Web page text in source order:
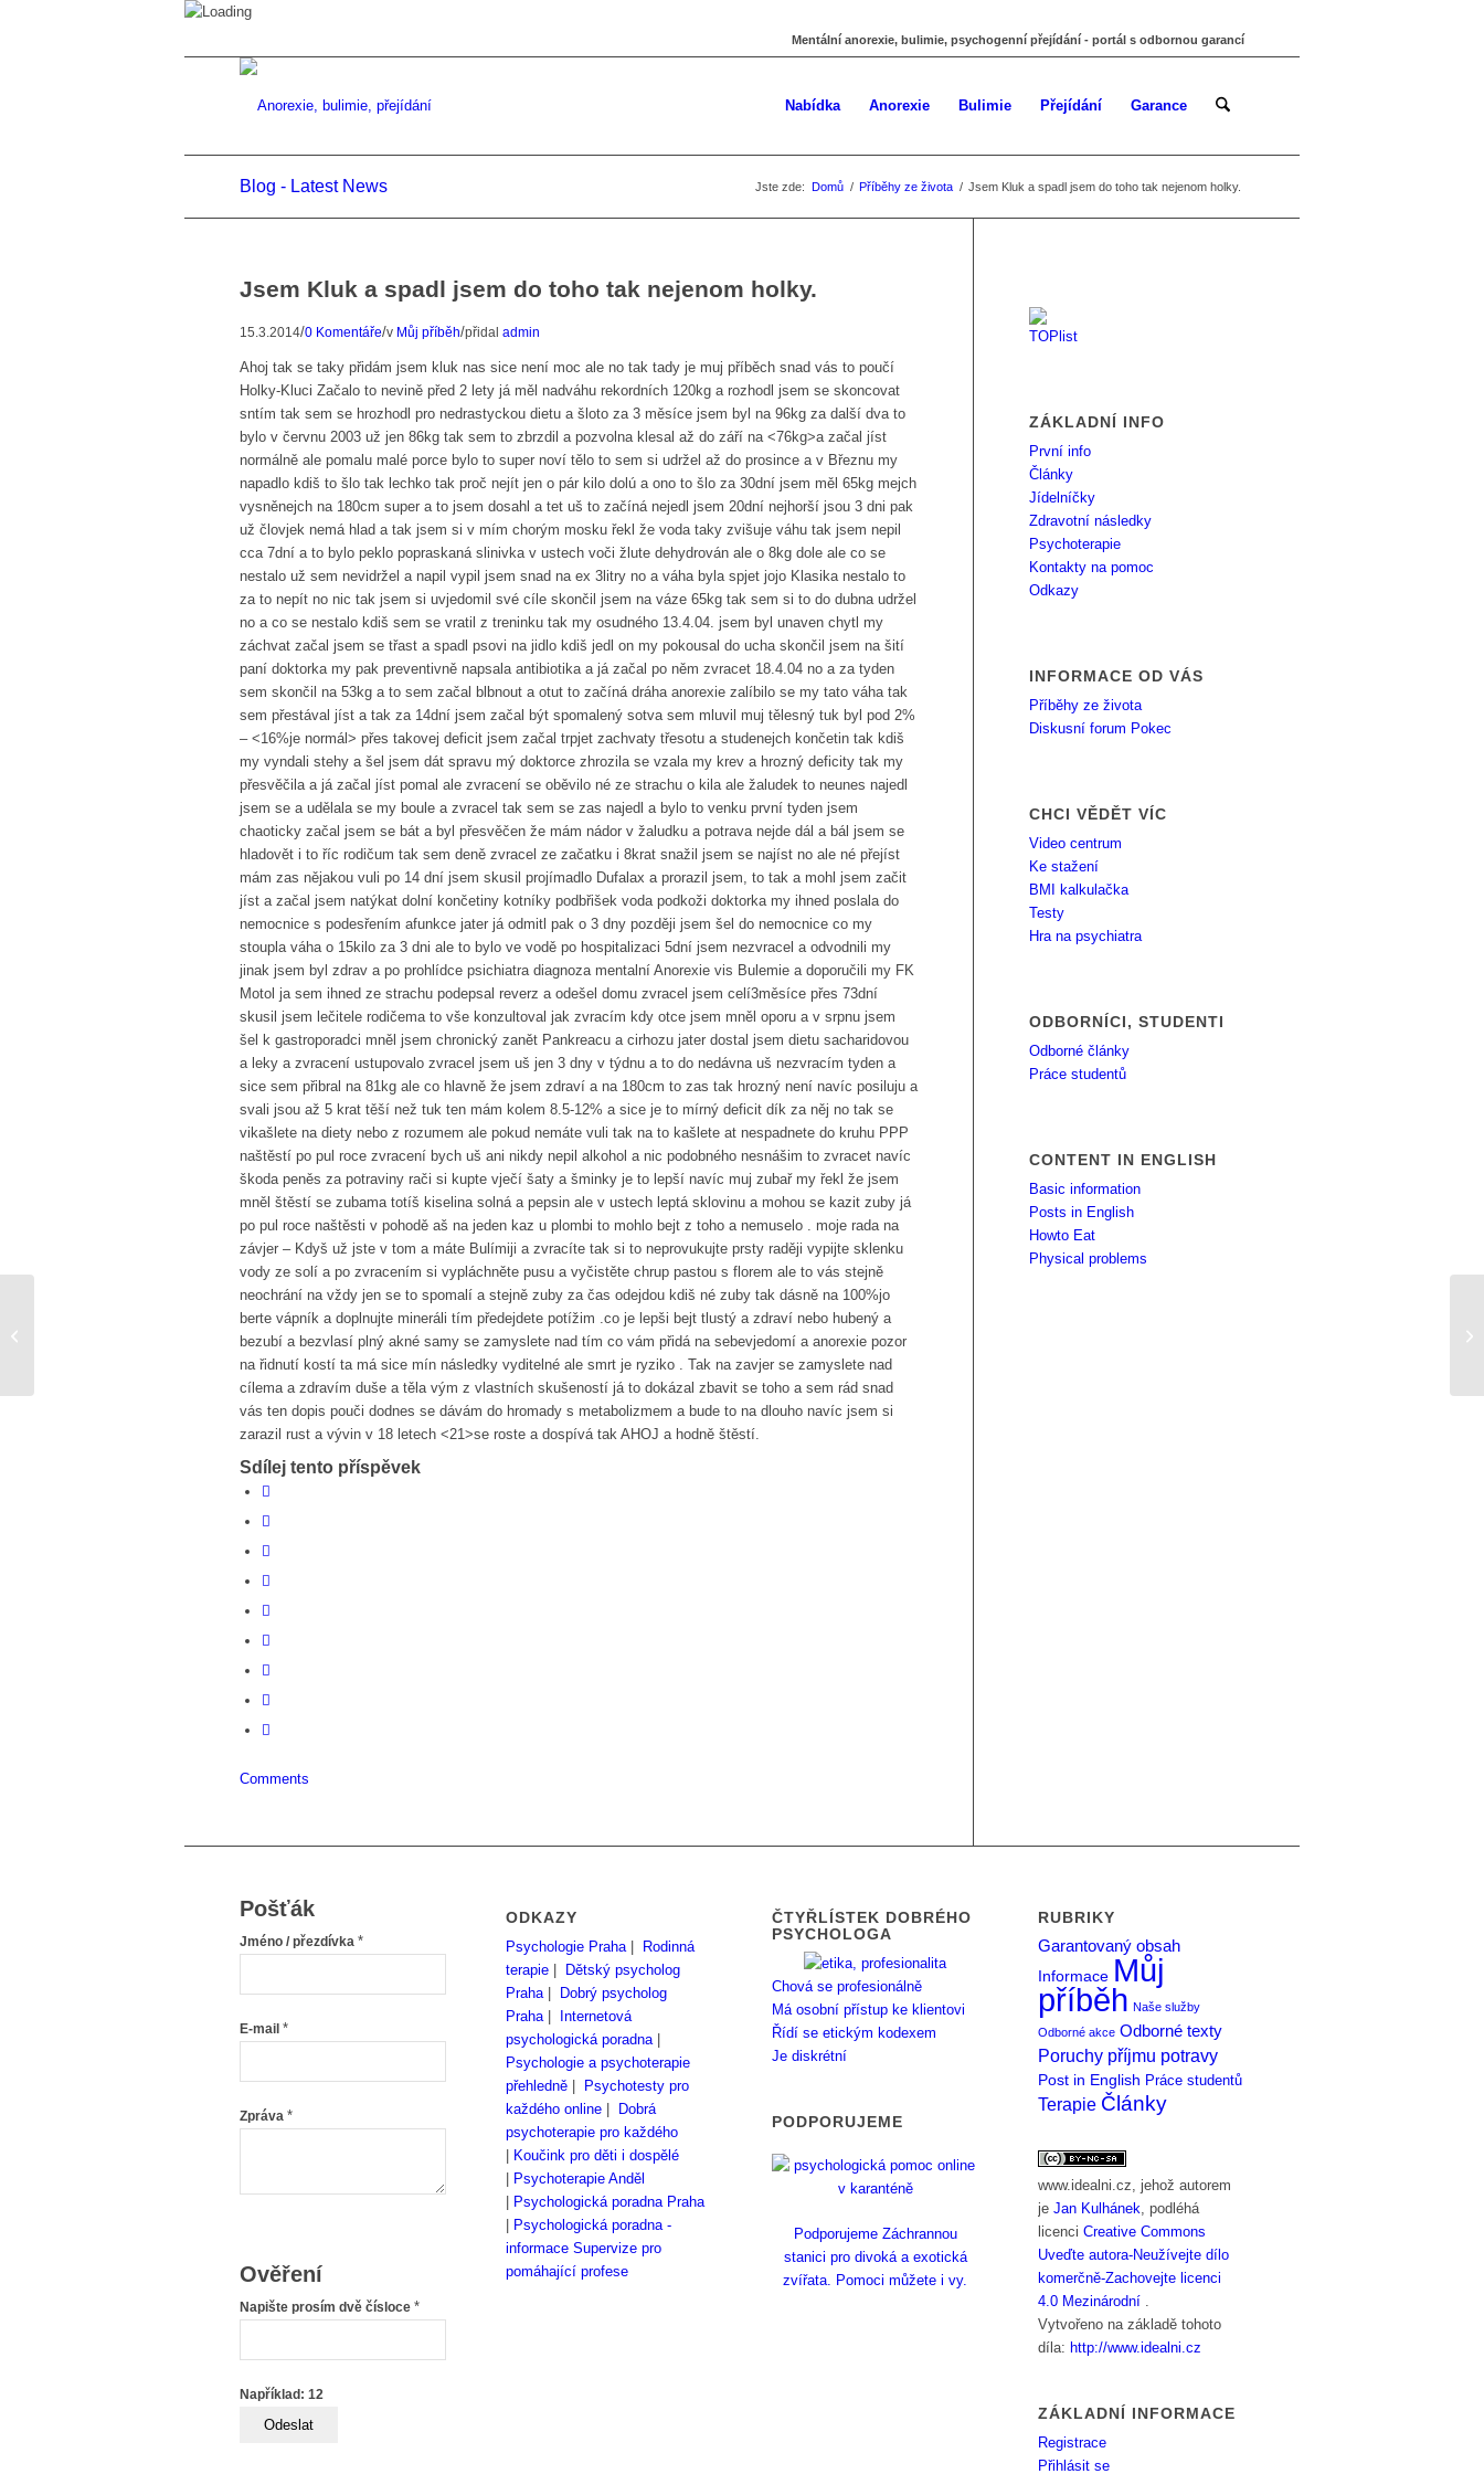
Mentální anorexie, bulimie, psychogenní přejídání - portál s odbornou garancí
Nabídka Anorexie Bulimie Přejídání Garance
Blog - Latest News Jste zde: Domů / Příběhy ze života / Jsem Kluk a spadl jsem do toho tak nejenom holky.
Jsem Kluk a spadl jsem do toho tak nejenom holky.
15.3.2014/0 Komentáře/v Můj příběh/přidal admin
Ahoj tak se taky přidám jsem kluk nas sice není moc ale no tak tady je muj příběch snad vás to poučí
Holky-Kluci Začalo to nevině před 2 lety já měl nadváhu rekordních 120kg a rozhodl jsem se skoncovat
sntím tak sem se hrozhodl pro nedrastyckou dietu a šloto za 3 měsíce jsem byl na 96kg za další dva to
bylo v červnu 2003 už jen 86kg tak sem to zbrzdil a pozvolna klesal až do září na <76kg>a začal jíst
normálně ale pomalu malé porce bylo to super noví tělo to sem si udržel až do prosince a v Březnu my
napadlo kdiš to šlo tak lechko tak proč nejít jen o pár kilo dolú a ono to šlo za 30dní jsem měl 65kg mejch
vysněnejch na 180cm super a to jsem dosahl a tet uš to začíná nejedl jsem 20dní nejhorší jsou 3 dni pak
už človjek nemá hlad a tak jsem si v mím chorým mosku řekl že voda taky zvišuje váhu tak jsem nepil
cca 7dní a to bylo peklo popraskaná slinivka v ustech voči žlute dehydrován ale o 8kg dole ale co se
nestalo už sem nevidržel a napil vypil jsem snad na ex 3litry no a váha byla spjet jojo Klasika nestalo to
za to nepít no nic tak jsem si uvjedomil své cíle skončil jsem na váze 65kg tak sem si to do dubna udržel
no a co se nestalo kdiš sem se vratil z treninku tak my osudného 13.4.04. jsem byl unaven chytl my
záchvat začal jsem se třast a spadl psovi na jidlo kdiš jedl on my pokousal do ucha skončil jsem na šití
paní doktorka my pak preventivně napsala antibiotika a já začal po něm zvracet 18.4.04 no a za tyden
sem skončil na 53kg a to sem začal blbnout a otut to začíná dráha anorexie zalíbilo se my tato váha tak
sem přestával jíst a tak za 14dní jsem začal být spomalený sotva sem mluvil muj tělesný tuk byl pod 2%
– <16%je normál> přes takovej deficit jsem začal trpjet zachvaty třesotu a studenejch končetin tak kdiš
my vyndali stehy a šel jsem dát spravu mý doktorce zhrozila se vzala my krev a hrozný deficity tak my
přesvěčila a já začal jíst pomal ale zvracení se oběvilo né ze strachu o kila ale žaludek to neunes najedl
jsem se a udělala se my boule a zvracel tak sem se zas najedl a bylo to venku první tyden jsem
chaoticky začal jsem se bát a byl přesvěčen že mám nádor v žaludku a potrava nejde dál a bál jsem se
hladovět i to říc rodičum tak sem deně zvracel ze začatku i 8krat snažil jsem se najíst no ale né přejíst
mám zas nějakou vuli po 14 dní jsem skusil projímadlo Dufalax a prorazil jsem, to tak a mohl jsem začit
jíst a začal jsem natýkat dolní končetiny kotníky podbřišek voda podkoži doktorka my ihned poslala do
nemocnice s podesřením afunkce jater já odmitl pak o 3 dny později jsem šel do nemocnice co my
stoupla váha o 15kilo za 3 dni ale to bylo ve vodě po hospitalizaci 5dní jsem nezvracel a odvodnili my
jinak jsem byl zdrav a po prohlídce psichiatra diagnoza mentalní Anorexie vis Bulemie a doporučili my FK
Motol ja sem ihned ze strachu podepsal reverz a odešel domu zvracel jsem celí3měsíce přes 73dní
skusil jsem lečitele rodičema to vše konzultoval jak zvracím kdy otce jsem mněl oporu a v srpnu jsem
šel k gastroporadci mněl jsem chronický zanět Pankreacu a cirhozu jater dostal jsem dietu sacharidovou
a leky a zvracení ustupovalo zvracel jsem uš jen 3 dny v týdnu a to do nedávna uš nezvracím tyden a
sice sem přibral na 81kg ale co hlavně že jsem zdraví a na 180cm to zas tak hrozný není navíc posiluju a
svali jsou až 5 krat těší než tuk ten mám kolem 8.5-12% a sice je to mírný deficit dík za něj no tak se
vikašlete na diety nebo z rozumem ale pokud nemáte vuli tak na to kašlete at nespadnete do kruhu PPP
naštěstí po pul roce zvracení bych uš ani nikdy nepil alkohol a nic podobného nesnášim to zvracet navíc
škoda peněs za potraviny rači si kupte vječí šaty a šminky je to lepší navíc muj zubař my řekl že jsem
mněl štěstí se zubama totíš kiselina solná a pepsin ale v ustech leptá sklovinu a mohou se kazit zuby já
po pul roce naštěsti v pohodě aš na jeden kaz u plombi to mohlo bejt z toho a nemuselo . moje rada na
závjer – Kdyš už jste v tom a máte Bulímiji a zvracíte tak si to neprovukujte prsty raději vypijte sklenku
vody ze solí a po zvracením si vypláchněte pusu a vyčistěte chrup pastou s florem ale to vás stejně
neochrání na vždy jen se to spomalí a stejně zuby za čas odejdou kdiš né zuby tak dásně na 100%jo
berte vápník a doplnujte mineráli tím předejdete potížim .co je lepši bejt tlustý a zdraví nebo hubený a
bezubí a bezvlasí plný akné samy se zamyslete nad tím co vám přidá na sebevjedomí a anorexie pozor
na řidnutí kostí ta má sice mín následky vyditelné ale smrt je ryziko . Tak na zavjer se zamyslete nad
cílema a zdravím duše a těla vým z vlastních skušeností já to dokázal zbavit se toho a sem rád snad
vás ten dopis pouči dodnes se dávám do hromady s metabolizmem a bude to na dlouho navíc jsem si
zarazil rust a vývin v 18 letech <21>se roste a dospívá tak AHOJ a hodně štěstí.
Sdílej tento příspěvek
Comments
ZÁKLADNÍ INFO
První info
Články
Jídelníčky
Zdravotní následky
Psychoterapie
Kontakty na pomoc
Odkazy
INFORMACE OD VÁS
Příběhy ze života
Diskusní forum Pokec
CHCI VĚDĚT VÍC
Video centrum
Ke stažení
BMI kalkulačka
Testy
Hra na psychiatra
ODBORNÍCI, STUDENTI
Odborné články
Práce studentů
CONTENT IN ENGLISH
Basic information
Posts in English
Howto Eat
Physical problems
Pošťák
Jméno / přezdívka *
E-mail *
Zpráva *
Ověření
Napište prosím dvě čísloce *
Například: 12
ODKAZY
Psychologie Praha|
Rodinná
terapie
Dětský psycholog
Praha|
Dobrý psycholog
Praha|
Internetová
psychologická poradna|
Psychologie a psychoterapie
přehledně
Psychotesty pro
každého online
Dobrá
psychoterapie pro každého
Koučink pro děti i dospělé
Psychoterapie Anděl
Psychologická poradna Praha
Psychologická poradna -
informace Supervize pro
pomáhající profese
ČTYŘLÍSTEK DOBRÉHO
PSYCHOLOGA
Chová se profesionálně
Má osobní přístup ke klientovi
Řídí se etickým kodexem
Je diskrétní
PODPORUJEME
Podporujeme Záchrannou
stanici pro divoká a exotická
zvířata. Pomoci můžete i vy.
RUBRIKY
Garantovaný obsah
Informace Můj
příběh Naše služby
Odborné akce Odborné texty
Poruchy příjmu potravy
Post in English Práce studentů
Terapie Články
www.idealni.cz, jehož autorem
jeJan Kulhánek, podléhá
licenciCreative Commons
Uveďte autora-Neužívejte dílo
komerčně-Zachovejte licenci
4.0 Mezinárodní .
Vytvořeno na základě tohoto
díla: http://www.idealni.cz
ZÁKLADNÍ INFORMACE
Registrace
Přihlásit se